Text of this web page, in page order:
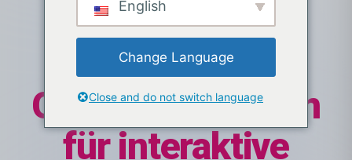
Bibliothek
LIVRESQ:
Globales Zentrum
für interaktive
English
Change Language
Close and do not switch language